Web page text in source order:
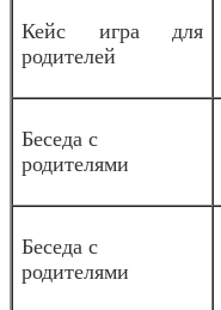
Кейс игра для
родителей
Беседа с
родителями
Беседа с
родителями